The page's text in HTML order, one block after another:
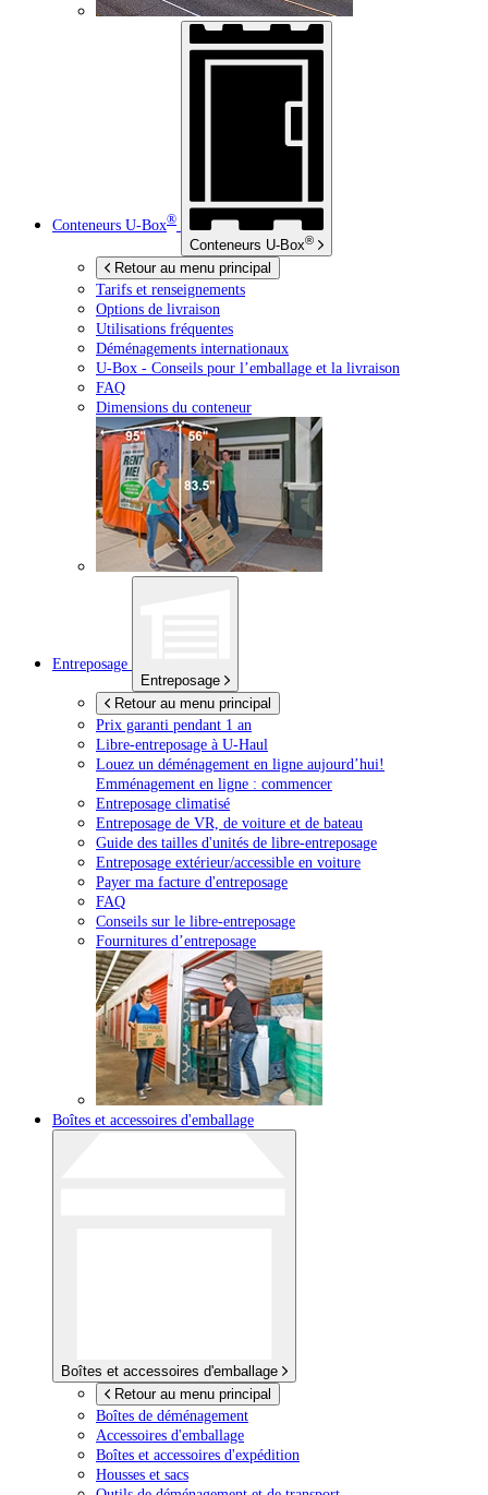
Conteneurs U-Box®
Conteneurs U-Box®
Retour au menu principal
Tarifs et renseignements
Options de livraison
Utilisations fréquentes
Déménagements internationaux
U-Box - Conseils pour l’emballage et la livraison
FAQ
Dimensions du conteneur
Entreposage
Entreposage
Retour au menu principal
Prix garanti pendant 1 an
Libre-entreposage à U-Haul
Louez un déménagement en ligne aujourd’hui!
Emménagement en ligne : commencer
Entreposage climatisé
Entreposage de VR, de voiture et de bateau
Guide des tailles d'unités de libre-entreposage
Entreposage extérieur/accessible en voiture
Payer ma facture d'entreposage
FAQ
Conseils sur le libre-entreposage
Fournitures d’entreposage
Boîtes et accessoires d'emballage
Boîtes et accessoires d'emballage
Retour au menu principal
Boîtes de déménagement
Accessoires d'emballage
Boîtes et accessoires d'expédition
Housses et sacs